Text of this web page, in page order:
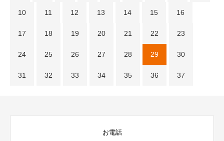
10 11 12 13 14 15 16
17 18 19 20 21 22 23
24 25 26 27 28 29 30
31 32 33 34 35 36 37
お電話